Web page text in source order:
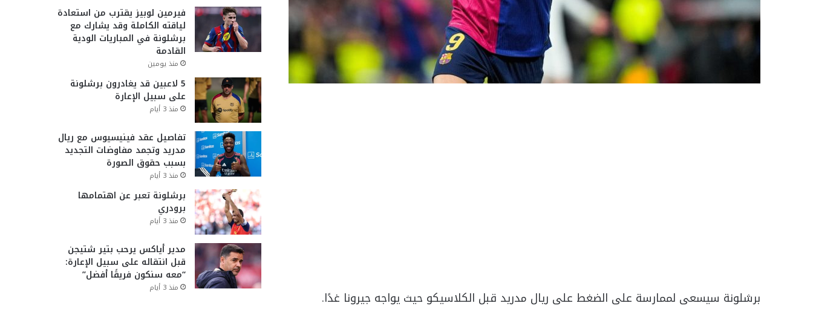
برشلونة سيسعى لممارسة على الضغط على ريال مدريد قبل الكلاسيكو حيث يواجه جيرونا غدًا.
فيرمين لوبيز يقترب من استعادة
لياقته الكاملة وقد يشارك مع
برشلونة في المباريات الودية
القادمة
منذ يومين
5 لاعبين قد يغادرون برشلونة
على سبيل الإعارة
منذ 3 أيام
تفاصيل عقد فينيسيوس مع ريال
مدريد وتجمد مفاوضات التجديد
بسبب حقوق الصورة
منذ 3 أيام
برشلونة تعبر عن اهتمامها
برودري
منذ 3 أيام
مدير أياكس يرحب بتير شتيجن
قبل انتقاله على سبيل الإعارة:
“معه سنكون فريقًا أفضل”
منذ 3 أيام